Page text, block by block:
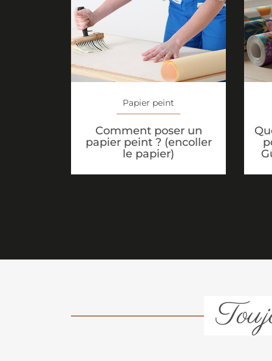
Papier peint
Comment poser un
papier peint ? (encoller
le papier)